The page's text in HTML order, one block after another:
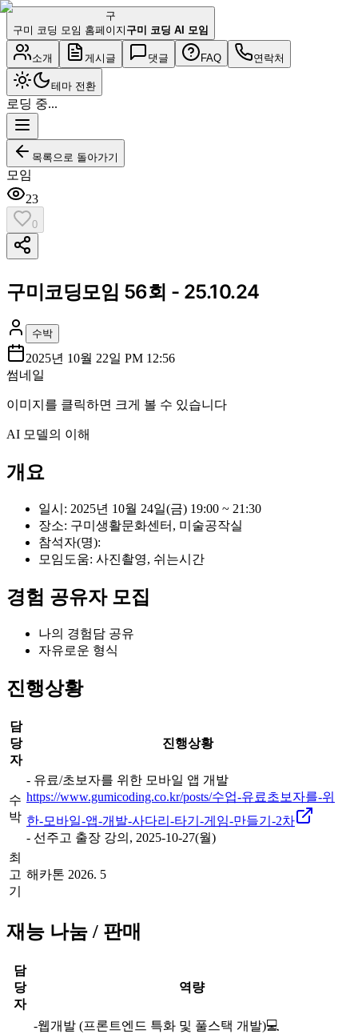
구
구미 코딩 모임 홈페이지 구미 코딩 AI 모임
소개 게시글 댓글 FAQ 연락처
테마 전환
로딩 중...
목록으로 돌아가기
모임
23
0
구미코딩모임 56회 - 25.10.24
수박
2025년 10월 22일 PM 12:56
썸네일
이미지를 클릭하면 크게 볼 수 있습니다
AI 모델의 이해
개요
일시: 2025년 10월 24일(금) 19:00 ~ 21:30
장소: 구미생활문화센터, 미술공작실
참석자(명):
모임도움: 사진촬영, 쉬는시간
경험 공유자 모집
나의 경험담 공유
자유로운 형식
진행상황
담
당
자
진행상황
수
박
- 유료/초보자를 위한 모바일 앱 개발
https://www.gumicoding.co.kr/posts/수업-유료초보자를-위
한-모바일-앱-개발-사다리-타기-게임-만들기-2차
- 선주고 출장 강의, 2025-10-27(월)
최
고
기
해카톤 2026. 5
재능 나눔 / 판매
담
당
자
역량
-웹개발 (프론트엔드 특화 및 풀스택 개발)💻